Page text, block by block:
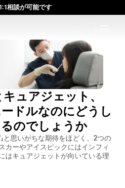
ュアジェット、
ドルなのにどうし
のでしょうか
と思いがちな期待をほどく、2つの
カーやアイスピックにはインフィ
はキュアジェットが向いている理
相談が可能です
体験価格／満足度の高い効果